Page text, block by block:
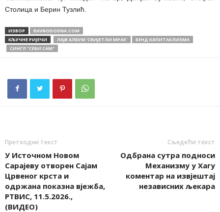
Столица и Берин Тузлић.
ИЗВОР
RAVNODODNA.COM
КЉУЧНЕ РИЈЕЧИ
ЛAJВ АЛБУМ 'СВИЈЕТЛИ МРАК'
БЕНД КАПИТАКЛИЗМА
СИНГЛ ''СЕБИ САМ''
Претходни текст
У Источном Новом
Сарајеву отворен Сајам
Црвеног крста и
одржана показна вјежба,
РТВИС, 11.5.2026.,
(ВИДЕО)
Сљедећи текст
Одбрана сутра подноси
Механизму у Хагу
коментар на извјештај
независних љекара